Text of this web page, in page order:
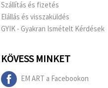
Szállítás és fizetés
Elállás és visszaküldés
GYIK - Gyakran Ismételt Kérdések
KÖVESS MINKET
EM ART a Facebookon